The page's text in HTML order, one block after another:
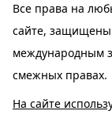
Все права на
сайте, защищены
международным
смежных правах.
На сайте